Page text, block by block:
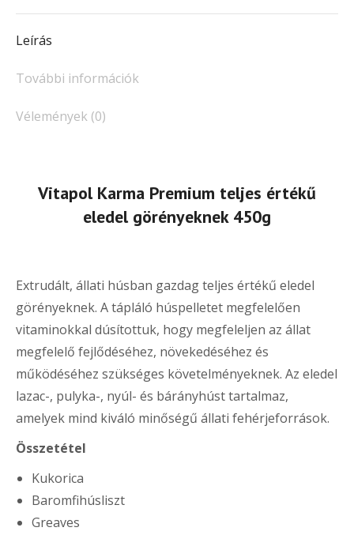
Leírás
További információk
Vélemények (0)
Vitapol Karma Premium teljes értékű
eledel görényeknek 450g
Extrudált, állati húsban gazdag teljes értékű eledel
görényeknek. A tápláló húspelletet megfelelően
vitaminokkal dúsítottuk, hogy megfeleljen az állat
megfelelő fejlődéséhez, növekedéséhez és
működéséhez szükséges követelményeknek. Az eledel
lazac-, pulyka-, nyúl- és bárányhúst tartalmaz,
amelyek mind kiváló minőségű állati fehérjeforrások.
Összetétel
Kukorica
Baromfihúsliszt
Greaves